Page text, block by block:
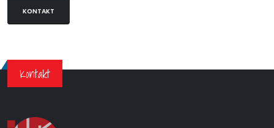
KONTAKT
Kontakt